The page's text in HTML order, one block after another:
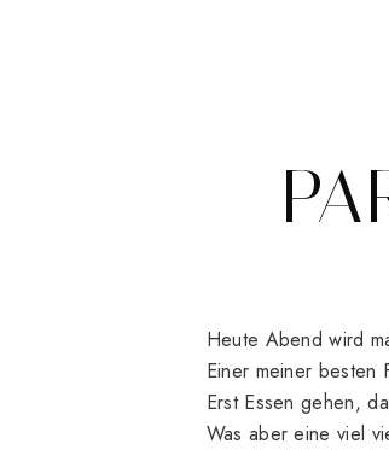
Heute Abend wird
Einer meiner
Erst Essen gehen,
Was aber eine viel